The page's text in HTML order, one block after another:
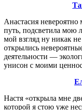
Анастасия
путь, подсветила мою
мой взгляд ну никак
открылись
деятельности —
унисон с моими
Настя «открыла мне
которой я стою уже